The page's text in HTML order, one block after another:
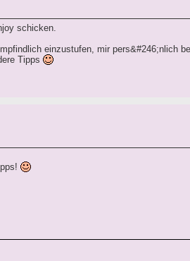
schicken.
einzustufen, mir pers&#246;nlich
Tipps